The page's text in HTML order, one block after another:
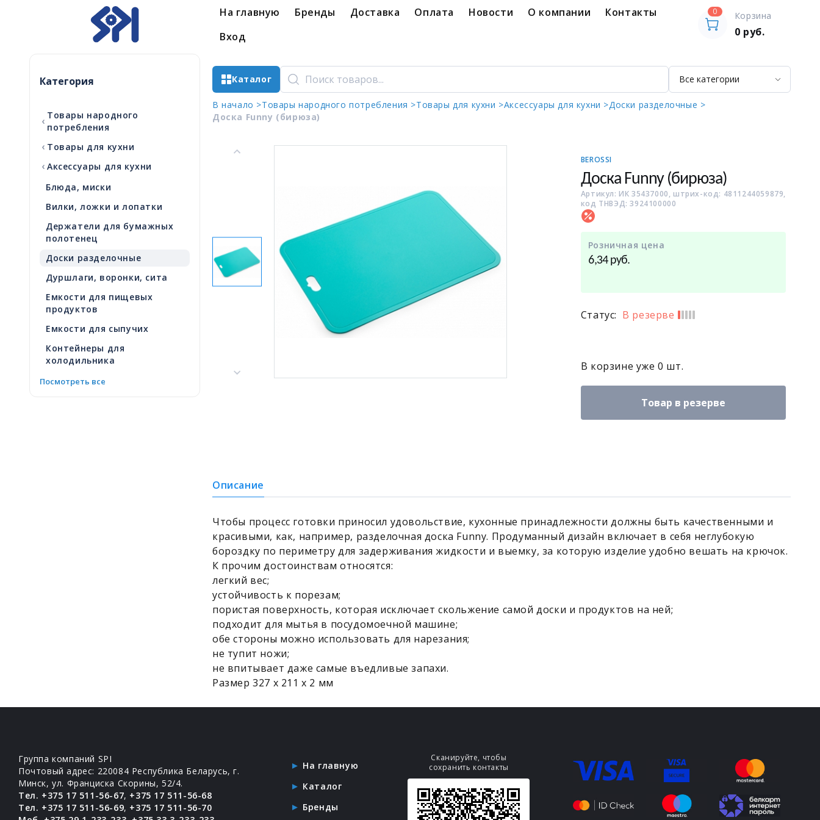
На главную Бренды Доставка Оплата Новости О компании
Контакты
Вход
0 Корзина
0 руб.
Категория
‹ Товары народного
потребления
‹ Товары для кухни
‹ Аксессуары для кухни
Блюда, миски
Вилки, ложки и лопатки
Держатели для бумажных
полотенец
Доски разделочные
Дуршлаги, воронки, сита
Емкости для пищевых
продуктов
Емкости для сыпучих
Контейнеры для
холодильника
Посмотреть все
Каталог
В начало >Товары народного потребления >Товары для кухни >Аксессуары для кухни >Доски разделочные >
Доска Funny (бирюза)
BEROSSI
Доска Funny (бирюза)
Артикул: ИК 35437000, штрих-код: 4811244059879,
код ТНВЭД: 3924100000
Розничная цена
6,34руб.
Статус: В резерве
В корзине уже0 шт.
Товар в резерве
Описание
Чтобы процесс готовки приносил удовольствие, кухонные принадлежности должны быть качественными и
красивыми, как, например, разделочная доска Funny. Продуманный дизайн включает в себя неглубокую
бороздку по периметру для задерживания жидкости и выемку, за которую изделие удобно вешать на крючок.
К прочим достоинствам относятся:
легкий вес;
устойчивость к порезам;
пористая поверхность, которая исключает скольжение самой доски и продуктов на ней;
подходит для мытья в посудомоечной машине;
обе стороны можно использовать для нарезания;
не тупит ножи;
не впитывает даже самые въедливые запахи.
Размер 327 х 211 х 2 мм
Группа компаний SPI
Почтовый адрес: 220084 Республика Беларусь, г.
Минск, ул. Франциска Скорины, 52/4.
Тел. +375 17 511-56-67, +375 17 511-56-68
Тел. +375 17 511-56-69, +375 17 511-56-70
На главную
Каталог
Бренды
Сканируйте, чтобы
сохранить контакты